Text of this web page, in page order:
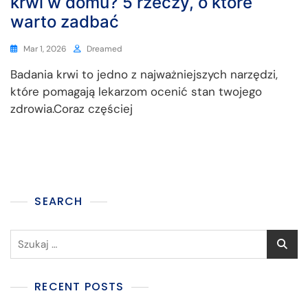
warto zadbać
Mar 1, 2026 Dreamed
Badania krwi to jedno z najważniejszych narzędzi,
które pomagają lekarzom ocenić stan twojego
zdrowia.Coraz częściej
SEARCH
RECENT POSTS